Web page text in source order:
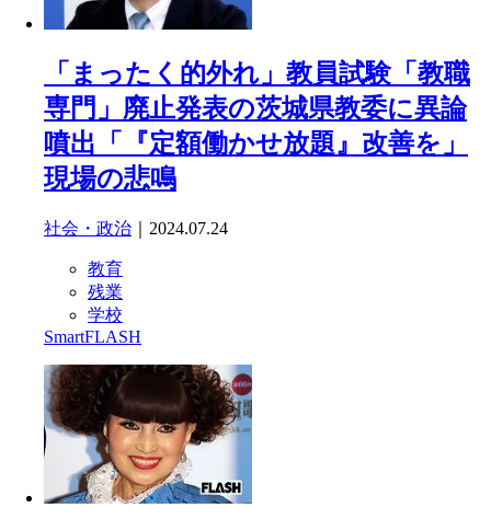
「まったく的外れ」教員試験「教職
専門」廃止発表の茨城県教委に異論
噴出「『定額働かせ放題』改善を」
現場の悲鳴
社会・政治 ｜2024.07.24
教育
残業
学校
SmartFLASH